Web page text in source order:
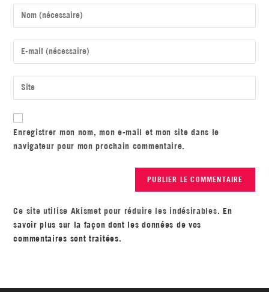
Enregistrer mon nom, mon e-mail et mon site dans le
navigateur pour mon prochain commentaire.
Ce site utilise Akismet pour réduire les indésirables. En
savoir plus sur la façon dont les données de vos
commentaires sont traitées.